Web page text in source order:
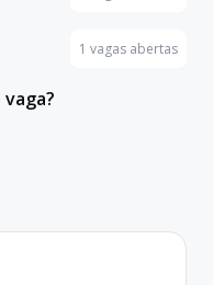
1 vagas abertas